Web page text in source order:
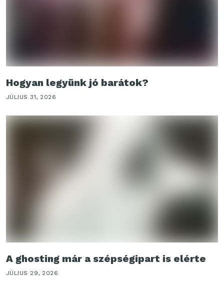
Hogyan legyünk jó barátok?
JÚLIUS 31, 2026
A ghosting már a szépségipart is elérte
JÚLIUS 29, 2026